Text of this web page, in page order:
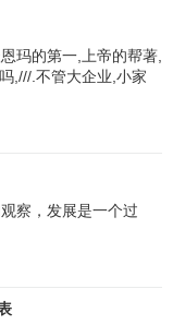
产生
牌的忠诚感。
人是一笔小数目，
当可观的收入，
惠的一种促销形
：
费者来说，加入
出的会费远小于
玛的第一,上帝的帮著,
,///.不管大企业,小家
察，发展是一个过